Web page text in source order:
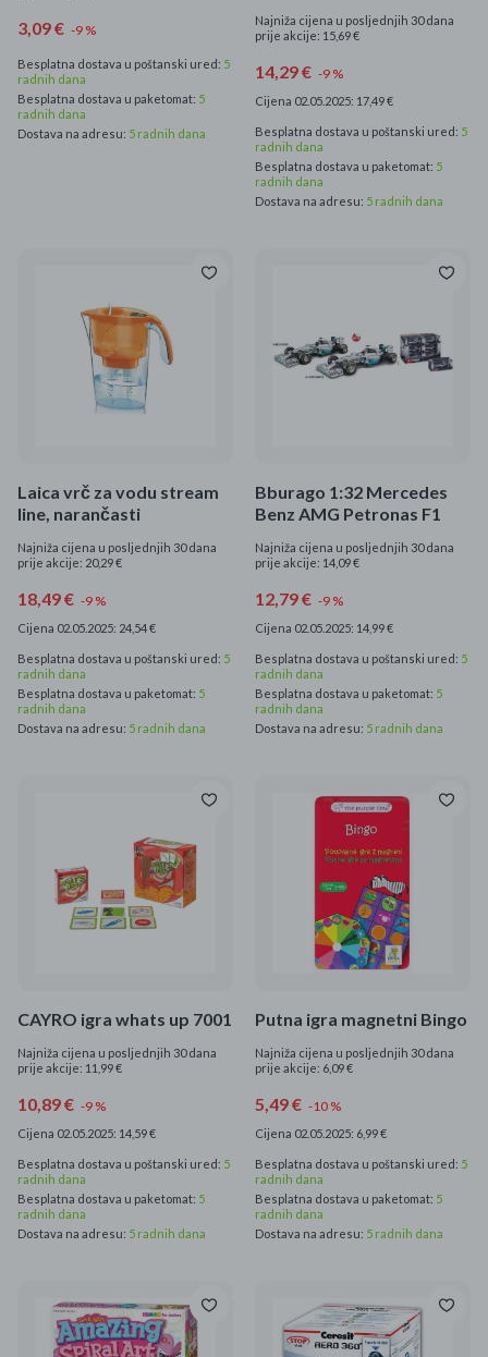
3,09 € -9 %
Besplatna dostava u poštanski ured: 5
radnih dana
Besplatna dostava u paketomat: 5
radnih dana
Dostava na adresu: 5 radnih dana
Najniža cijena u posljednjih 30 dana
prije akcije: 15,69 €
14,29 € -9 %
Cijena 02.05.2025: 17,49 €
Besplatna dostava u poštanski ured: 5
radnih dana
Besplatna dostava u paketomat: 5
radnih dana
Dostava na adresu: 5 radnih dana
Laica vrč za vodu stream
line, narančasti
Najniža cijena u posljednjih 30 dana
prije akcije: 20,29 €
18,49 € -9 %
Cijena 02.05.2025: 24,54 €
Besplatna dostava u poštanski ured: 5
radnih dana
Besplatna dostava u paketomat: 5
radnih dana
Dostava na adresu: 5 radnih dana
Bburago 1:32 Mercedes
Benz AMG Petronas F1
Najniža cijena u posljednjih 30 dana
prije akcije: 14,09 €
12,79 € -9 %
Cijena 02.05.2025: 14,99 €
Besplatna dostava u poštanski ured: 5
radnih dana
Besplatna dostava u paketomat: 5
radnih dana
Dostava na adresu: 5 radnih dana
CAYRO igra whats up 7001
Najniža cijena u posljednjih 30 dana
prije akcije: 11,99 €
10,89 € -9 %
Cijena 02.05.2025: 14,59 €
Besplatna dostava u poštanski ured: 5
radnih dana
Besplatna dostava u paketomat: 5
radnih dana
Dostava na adresu: 5 radnih dana
Putna igra magnetni Bingo
Najniža cijena u posljednjih 30 dana
prije akcije: 6,09 €
5,49 € -10 %
Cijena 02.05.2025: 6,99 €
Besplatna dostava u poštanski ured: 5
radnih dana
Besplatna dostava u paketomat: 5
radnih dana
Dostava na adresu: 5 radnih dana